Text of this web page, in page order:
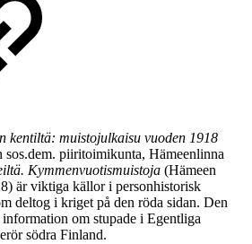
kentiltä: muistojulkaisu vuoden 1918
sos.dem. piiritoimikunta, Hämeenlinna
Kymmenvuotismuistoja (Hämeen
är viktiga källor i personhistorisk
deltog i kriget på den röda sidan. Den
om stupade i Egentliga
södra Finland.